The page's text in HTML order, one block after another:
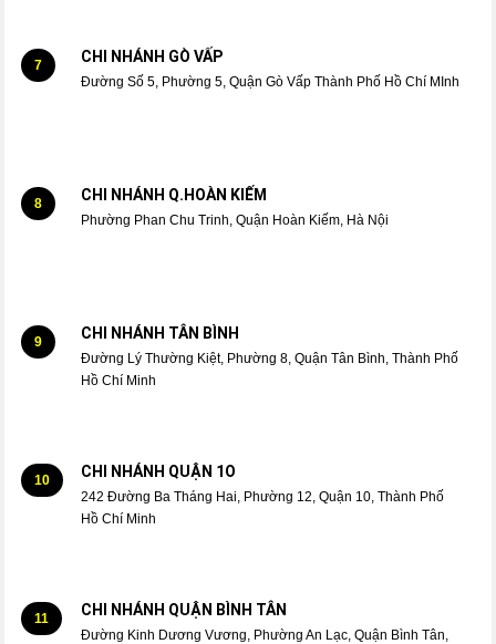
7 CHI NHÁNH GÒ VẤP
Đường Số 5, Phường 5, Quận Gò Vấp Thành Phố Hồ Chí MInh
8 CHI NHÁNH Q.HOÀN KIẾM
Phường Phan Chu Trinh, Quận Hoàn Kiếm, Hà Nội
9 CHI NHÁNH TÂN BÌNH
Đường Lý Thường Kiệt, Phường 8, Quận Tân Bình, Thành Phố
Hồ Chí Minh
10 CHI NHÁNH QUẬN 1O
242 Đường Ba Tháng Hai, Phường 12, Quận 10, Thành Phố
Hồ Chí Minh
11 CHI NHÁNH QUẬN BÌNH TÂN
Đường Kinh Dương Vương, Phường An Lạc, Quận Bình Tân,